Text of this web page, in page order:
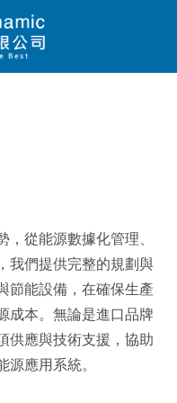
，從能源數據化管理、
我們提供完整的規劃與
節能設備，在確保生產
成本。無論是進口品牌
供應與技術支援，協助
源應用系統。